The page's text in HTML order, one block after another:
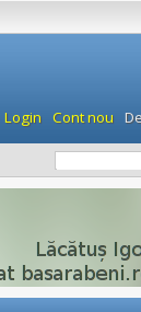
Login Cont nou